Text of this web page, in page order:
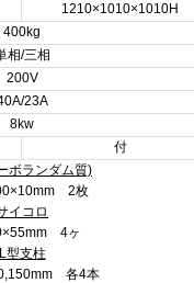
1210×1010×1010H
400kg
相/三相
200V
23A
8kw
付
ボランダム質)
2枚
イコロ
4ヶ
L型支柱
各4本